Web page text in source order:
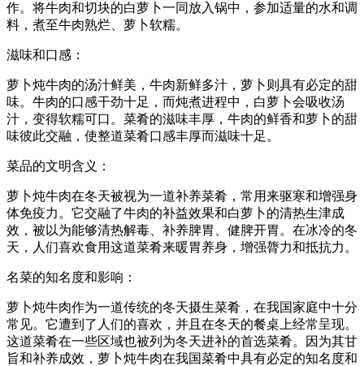
作。将牛肉和切块的白萝卜一同放入锅中，参加适量的水和调
料，煮至牛肉熟烂、萝卜软糯。
滋味和口感：
萝卜炖牛肉的汤汁鲜美，牛肉新鲜多汁，萝卜则具有必定的甜
味。牛肉的口感干劲十足，而炖煮进程中，白萝卜会吸收汤
汁，变得软糯可口。菜肴的滋味丰厚，牛肉的鲜香和萝卜的甜
味彼此交融，使整道菜肴口感丰厚而滋味十足。
菜品的文明含义：
萝卜炖牛肉在冬天被视为一道补养菜肴，常用来驱寒和增强身
体免疫力。它交融了牛肉的补益效果和白萝卜的清热生津成
效，被以为能够清热解毒、补养脾胃、健脾开胃。在冰冷的冬
天，人们喜欢食用这道菜肴来暖胃养身，增强膂力和抵抗力。
名菜的知名度和影响：
萝卜炖牛肉作为一道传统的冬天摄生菜肴，在我国家庭中十分
常见。它遭到了人们的喜欢，并且在冬天的餐桌上经常呈现。
这道菜肴在一些区域也被列为冬天进补的首选菜肴。因为其甘
旨和补养成效，萝卜炖牛肉在我国菜肴中具有必定的知名度和